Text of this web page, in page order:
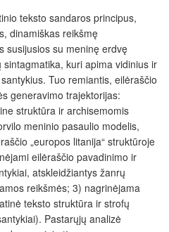
teksto sandaros principus,
dinamiškas reikšmę
susijusios su meninę erdvę
kuri apima vidinius ir
Tuo remiantis, eilėraščio
generavimo trajektorijas:
struktūra ir archisemomis
meninio pasaulio modelis,
„europos litanija“ struktūroje
eilėraščio pavadinimo ir
atskleidžiantys žanrų
reikšmės; 3) nagrinėjama
teksto struktūra ir strofų
Pastarųjų analizė